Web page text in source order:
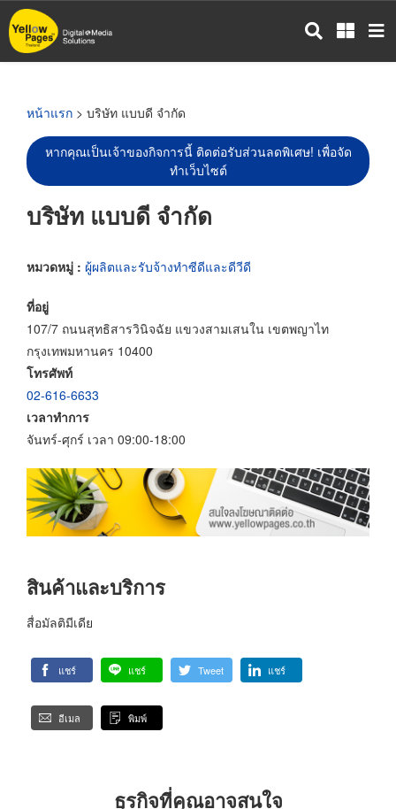
ข้าม
ไป
หน้าแรก > บริษัท แบบดี จำกัด
หากคุณเป็นเจ้าของกิจการนี้ ติดต่อรับส่วนลดพิเศษ! เพื่อจัด
ทำเว็บไซต์
บริษัท แบบดี จำกัด
หมวดหมู่ : ผู้ผลิตและรับจ้างทำซีดีและดีวีดี
ที่อยู่
107/7 ถนนสุทธิสารวินิจฉัย แขวงสามเสนใน เขตพญาไท
กรุงเทพมหานคร 10400
โทรศัพท์
02-616-6633
เวลาทำการ
จันทร์-ศุกร์ เวลา 09:00-18:00
สินค้าและบริการ
สื่อมัลติมีเดีย
แชร์ แชร์ Tweet แชร์
อีเมล พิมพ์
ธุรกิจที่คุณอาจสนใจ